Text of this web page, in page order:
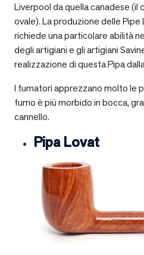
Liverpool da quella canadese (il
ovale). La produzione delle
richiede una particolare abilità
degli artigiani e gli artigiani
realizzazione di questa Pipa
I fumatori apprezzano molto le
fumo è più morbido in bocca,
cannello.
Pipa Lovat